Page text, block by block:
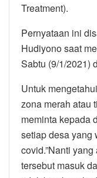
Treatment).
Pernyataan ini
Hudiyono saat
Sabtu (9/1/2021)
Untuk
zona merah atau
meminta kepada
setiap desa yang
covid.”Nanti
tersebut masuk